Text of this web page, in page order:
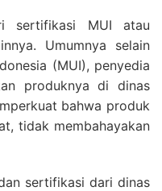
sertifikasi MUI atau
Umumnya selain
(MUI), penyedia
produknya di dinas
bahwa produk
tidak membahayakan
sertifikasi dari dinas